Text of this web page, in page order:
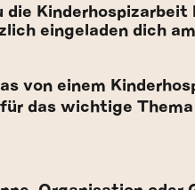
die
eingeladen dich
von einem
das wichtige